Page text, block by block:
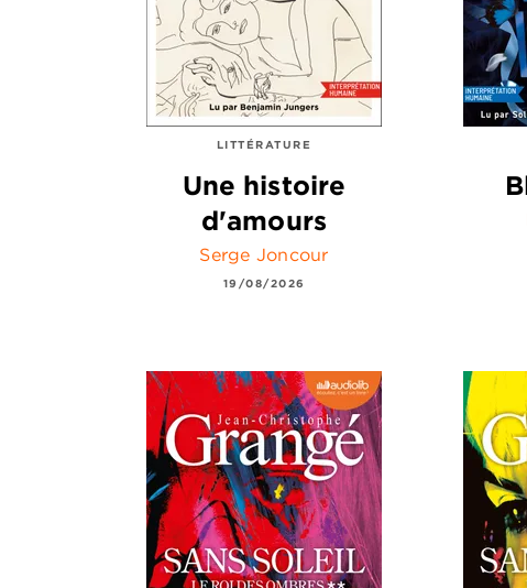
LITTÉRATURE
Une histoire
d'amours
Serge Joncour
19/08/2026